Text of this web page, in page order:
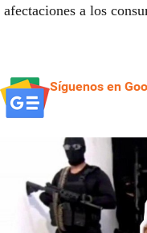
afectaciones a los
Síguenos en